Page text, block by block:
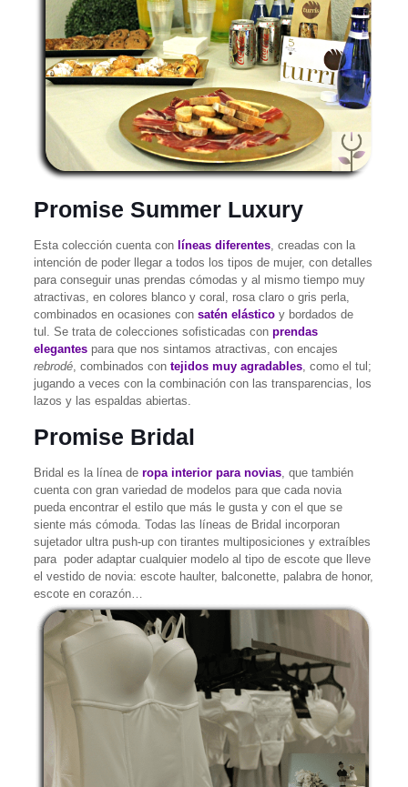
Promise Summer Luxury
Esta colección cuenta con líneas diferentes, creadas con la
intención de poder llegar a todos los tipos de mujer, con detalles
para conseguir unas prendas cómodas y al mismo tiempo muy
atractivas, en colores blanco y coral, rosa claro o gris perla,
combinados en ocasiones con satén elásticoy bordados de
tul. Se trata de colecciones sofisticadas con prendas
elegantespara que nos sintamos atractivas, con encajes
rebrodé, combinados con tejidos muy agradables, como el tul;
jugando a veces con la combinación con las transparencias, los
lazos y las espaldas abiertas.
Promise Bridal
Bridal es la línea de ropa interior para novias, que también
cuenta con gran variedad de modelos para que cada novia
pueda encontrar el estilo que más le gusta y con el que se
siente más cómoda. Todas las líneas de Bridal incorporan
sujetador ultra push-up con tirantes multiposiciones y extraíbles
para poder adaptar cualquier modelo al tipo de escote que lleve
el vestido de novia: escote haulter, balconette, palabra de honor,
escote en corazón…